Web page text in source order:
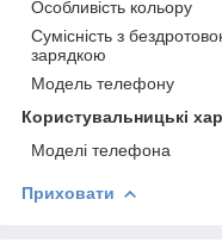
Особливість кольору
Сумісність з
зарядкою
Модель телефону
Користувальницькі
Моделі телефона
Приховати